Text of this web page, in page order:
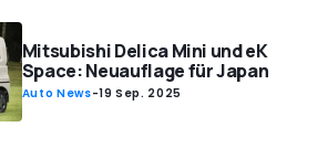
Mitsubishi Delica Mini und eK
Space: Neuauflage für Japan
Auto News-19 Sep. 2025